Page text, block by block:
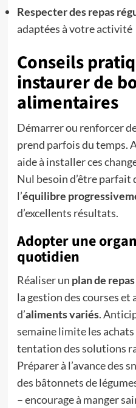
Respecter des repas
adaptées à votre activité
Conseils
instaurer de
alimentaires
Démarrer ou renforcer
prend parfois du temps.
aide à installer ces
Nul besoin d’être parfait
l’équilibre
d’excellents résultats.
Adopter une
quotidien
Réaliser un plan de
la gestion des courses et
d’aliments variés.
semaine limite les
tentation des solutions
Préparer à l’avance des
des bâtonnets de
– encourage à manger